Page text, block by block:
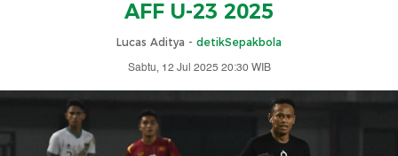
AFF U-23 2025
Lucas Aditya - detikSepakbola
Sabtu, 12 Jul 2025 20:30 WIB